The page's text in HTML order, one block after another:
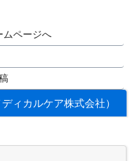
ムページへ
ィカルケア株式会社）